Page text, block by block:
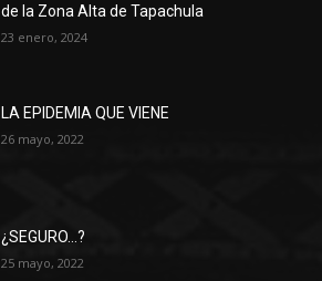
de la Zona Alta de Tapachula
23 enero, 2024
LA EPIDEMIA QUE VIENE
26 mayo, 2022
¿SEGURO…?
25 mayo, 2022